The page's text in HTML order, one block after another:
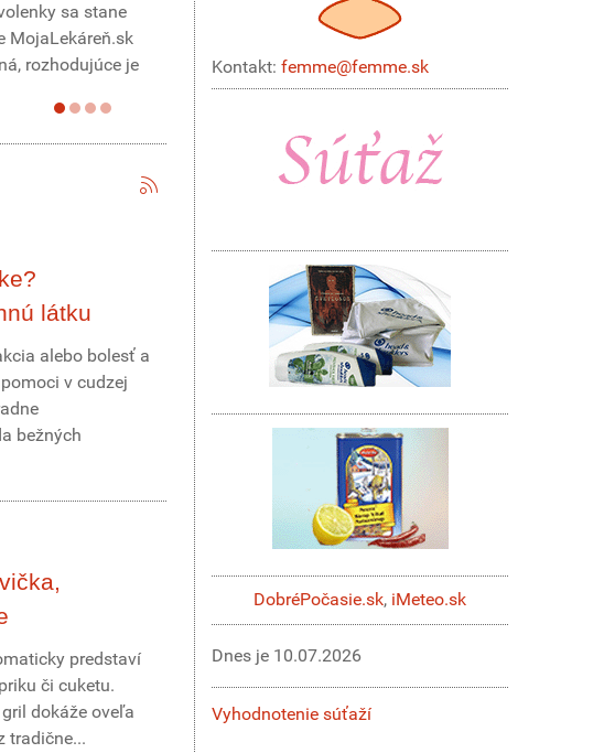
sa stane
MojaLekáreň.sk
rozhodujúce je
látku
alebo bolesť a
v cudzej
bežných
predstaví
či cuketu.
dokáže oveľa
tradične...
Kontakt: femme@femme.sk
DobréPočasie.sk, iMeteo.sk
Dnes je 10.07.2026
Vyhodnotenie súťaží